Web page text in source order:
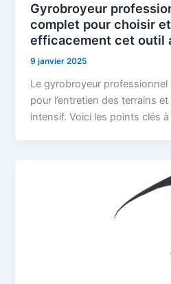
Gyrobroyeur
complet pour choisir
efficacement cet outil
9 janvier 2025
Le gyrobroyeur
pour l’entretien des terrains
intensif. Voici les points clés à